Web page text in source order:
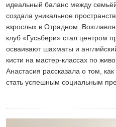
идеальный баланс между
создала уникальное
взрослых в Отрадном.
клуб «Гусьбери» стал центром
осваивают шахматы и
кисти на мастер-классах по
Анастасия рассказала о том,
стать успешным социальным